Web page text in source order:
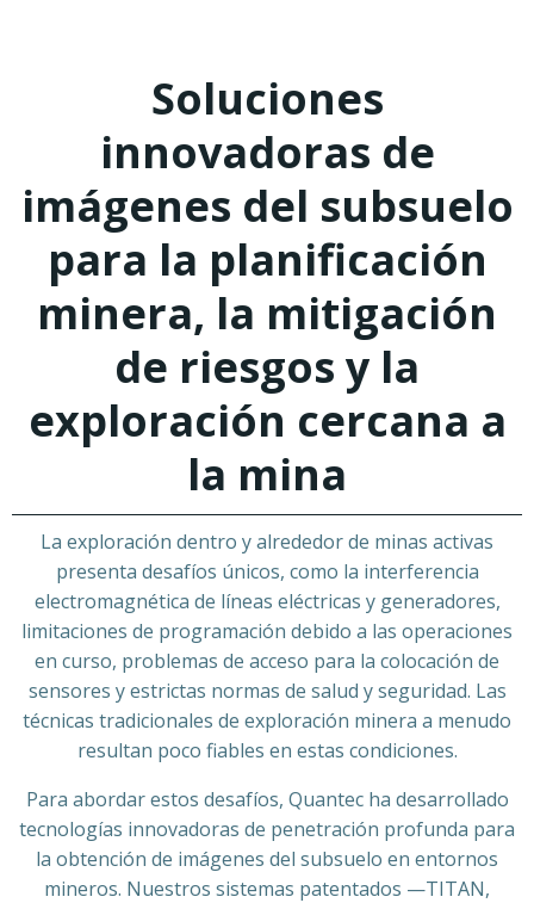
Soluciones
innovadoras de
imágenes del subsuelo
para la planificación
minera, la mitigación
de riesgos y la
exploración cercana a
la mina
La exploración dentro y alrededor de minas activas
presenta desafíos únicos, como la interferencia
electromagnética de líneas eléctricas y generadores,
limitaciones de programación debido a las operaciones
en curso, problemas de acceso para la colocación de
sensores y estrictas normas de salud y seguridad. Las
técnicas tradicionales de exploración minera a menudo
resultan poco fiables en estas condiciones.
Para abordar estos desafíos, Quantec ha desarrollado
tecnologías innovadoras de penetración profunda para
la obtención de imágenes del subsuelo en entornos
mineros. Nuestros sistemas patentados —TITAN,